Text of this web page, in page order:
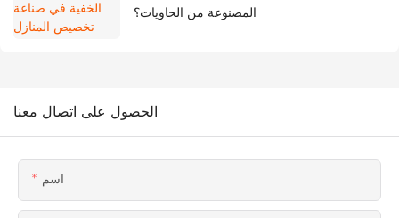
المصنوعة من الحاويات؟
الحصول على اتصال معنا
اسم